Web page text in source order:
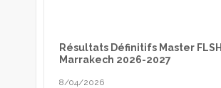
Résultats Définitifs Master FLSH
Marrakech 2026-2027
8/04/2026